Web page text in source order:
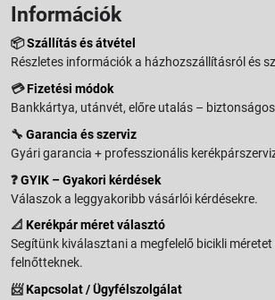
Információk
📦Szállítás és átvétel
Részletes információk a házhozszállításról és
💳Fizetési módok
Bankkártya, utánvét, előre utalás –
🔧 Garancia és szerviz
Gyári garancia + professzionális
❓GYIK – Gyakori kérdések
Válaszok a leggyakoribb vásárlói kérdésekre.
📐 Kerékpár méret választó
Segítünk kiválasztani a megfelelő bicikli méretet
felnőtteknek.
📨Kapcsolat / Ügyfélszolgálat